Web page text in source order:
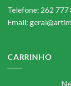
Telefone: 262 777
Email:
CARRINHO